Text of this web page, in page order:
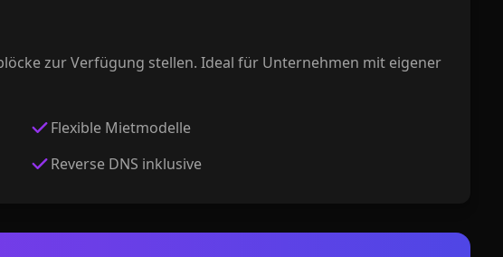
zur Verfügung stellen. Ideal für Unternehmen mit eigener
Flexible Mietmodelle
Reverse DNS inklusive